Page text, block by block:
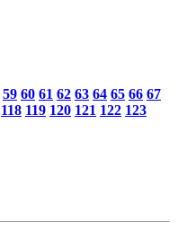
59 60 61 62 63 64 65 66 67
118 119 120 121 122 123